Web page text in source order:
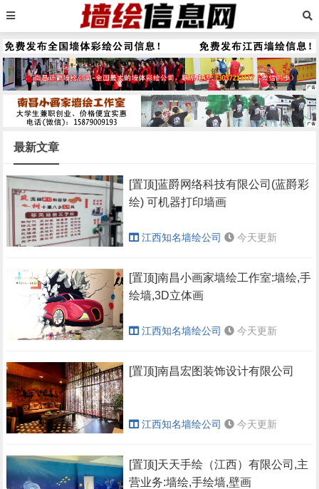
最新文章
[置顶]蓝爵网络科技有限公司(蓝爵彩
绘) 可机器打印墙画
江西知名墙绘公司 今天更新
[置顶]南昌小画家墙绘工作室:墙绘,手
绘墙,3D立体画
江西知名墙绘公司 今天更新
[置顶]南昌宏图装饰设计有限公司
江西知名墙绘公司 今天更新
[置顶]天天手绘（江西）有限公司,主
营业务:墙绘,手绘墙,壁画